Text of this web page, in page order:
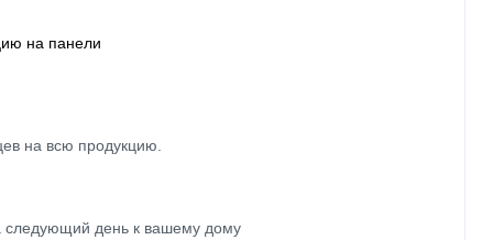
на панели
на всю продукцию.
следующий день к вашему дому